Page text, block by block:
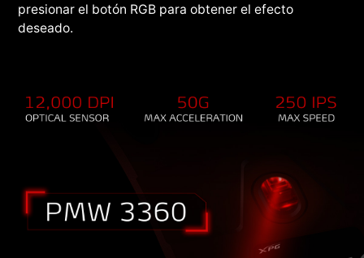
presionar el botón RGB para obtener el efecto
deseado.